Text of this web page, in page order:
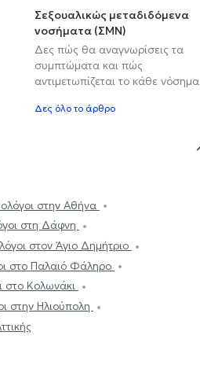
Σεξουαλικώς μεταδιδόμενα
νοσήματα (ΣΜΝ)
Δες πώς θα αναγνωρίσεις τα
συμπτώματα και πώς
αντιμετωπίζεται το κάθε νόσημα
Δες όλο το άρθρο
στην Αθήνα
στη Δάφνη
στον Άγιο Δημήτριο
στο Παλαιό Φάληρο
στο Κολωνάκι
στην Ηλιούπολη